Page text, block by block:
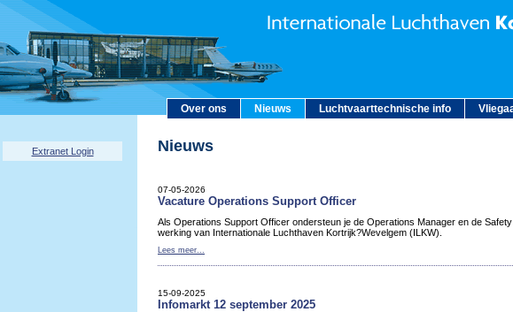
Over ons Nieuws Luchtvaarttechnische info
Extranet Login Nieuws
07-05-2026
Vacature Operations Support Officer
Als Operations Support Officer ondersteun je de Operations Manager en de
werking van Internationale Luchthaven Kortrijk?Wevelgem (ILKW).
Lees meer...
15-09-2025
Infomarkt 12 september 2025